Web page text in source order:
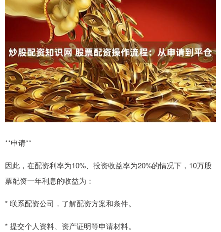
**申请**
因此，在配资利率为10%、投资收益率为20%的情况下，10万股
票配资一年利息的收益为：
* 联系配资公司，了解配资方案和条件。
* 提交个人资料、资产证明等申请材料。